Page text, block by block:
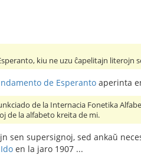
kiu ne uzu ĉapelitajn literojn
de Esperanto aperinta
de la Internacia Fonetika
de la alfabeto kreita de mi.
sen supersignoj, sed ankaŭ
Ido en la jaro 1907 ...